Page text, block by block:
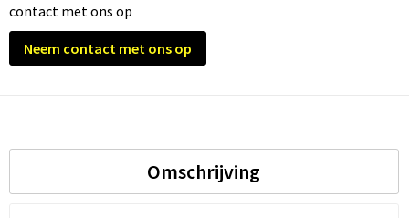
contact met ons op
Neem contact met ons op
Omschrijving